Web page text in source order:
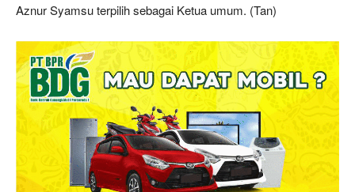
Aznur Syamsu terpilih sebagai Ketua umum. (Tan)